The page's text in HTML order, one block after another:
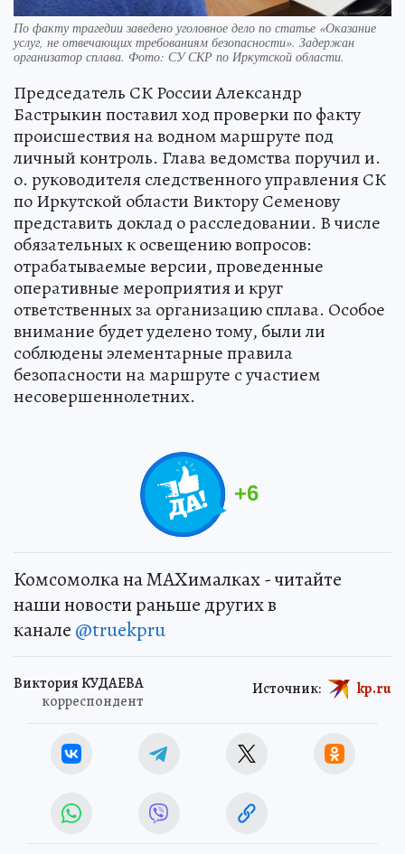
По факту трагедии заведено уголовное дело по статье «Оказание
услуг, не отвечающих требованиям безопасности». Задержан
организатор сплава. Фото: СУ СКР по Иркутской области.
Председатель СК России Александр
Бастрыкин поставил ход проверки по факту
происшествия на водном маршруте под
личный контроль. Глава ведомства поручил и.
о. руководителя следственного управления СК
по Иркутской области Виктору Семенову
представить доклад о расследовании. В числе
обязательных к освещению вопросов:
отрабатываемые версии, проведенные
оперативные мероприятия и круг
ответственных за организацию сплава. Особое
внимание будет уделено тому, были ли
соблюдены элементарные правила
безопасности на маршруте с участием
несовершеннолетних.
+6
Комсомолка на MAXималках - читайте
наши новости раньше других в
канале @truekpru
Виктория КУДАЕВА
корреспондент
Источник: kp.ru